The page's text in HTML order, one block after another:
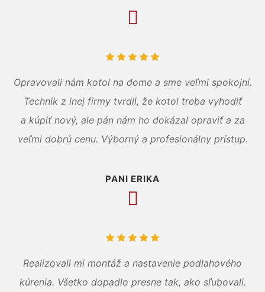
Opravovali nám kotol na dome a sme veľmi spokojní.
Technik z inej firmy tvrdil, že kotol treba vyhodiť
a kúpiť nový, ale pán nám ho dokázal opraviť a za
veľmi dobrú cenu. Výborný a profesionálny prístup.
PANI ERIKA
Realizovali mi montáž a nastavenie podlahového
kúrenia. Všetko dopadlo presne tak, ako sľubovali.